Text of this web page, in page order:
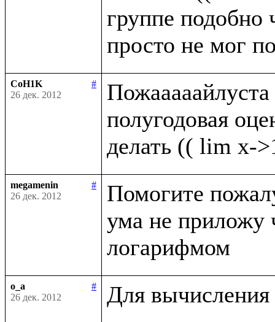
группе подобно
CoH1K
#
26 дек. 2012
полугодовая
megamenin
#
26 дек. 2012
Помогите
ума не приложу
o_a
#
26 дек. 2012
Для